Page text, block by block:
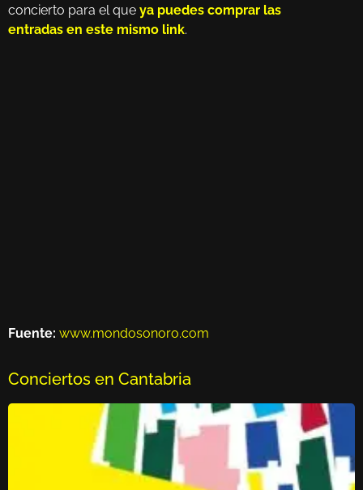
concierto para el que ya puedes comprar las
entradas en este mismo link.
Fuente: www.mondosonoro.com
Conciertos en Cantabria